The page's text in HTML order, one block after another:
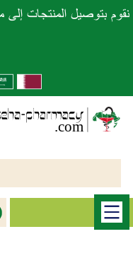
نقوم بتوصيل المنتجات إلى